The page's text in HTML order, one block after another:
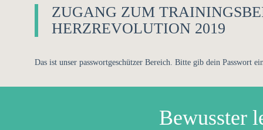
ZUGANG ZUM
HERZREVOLUTION 2019
Das ist unser passwortgeschützer Bereich. Bitte gib dein Passwort
Bewusster